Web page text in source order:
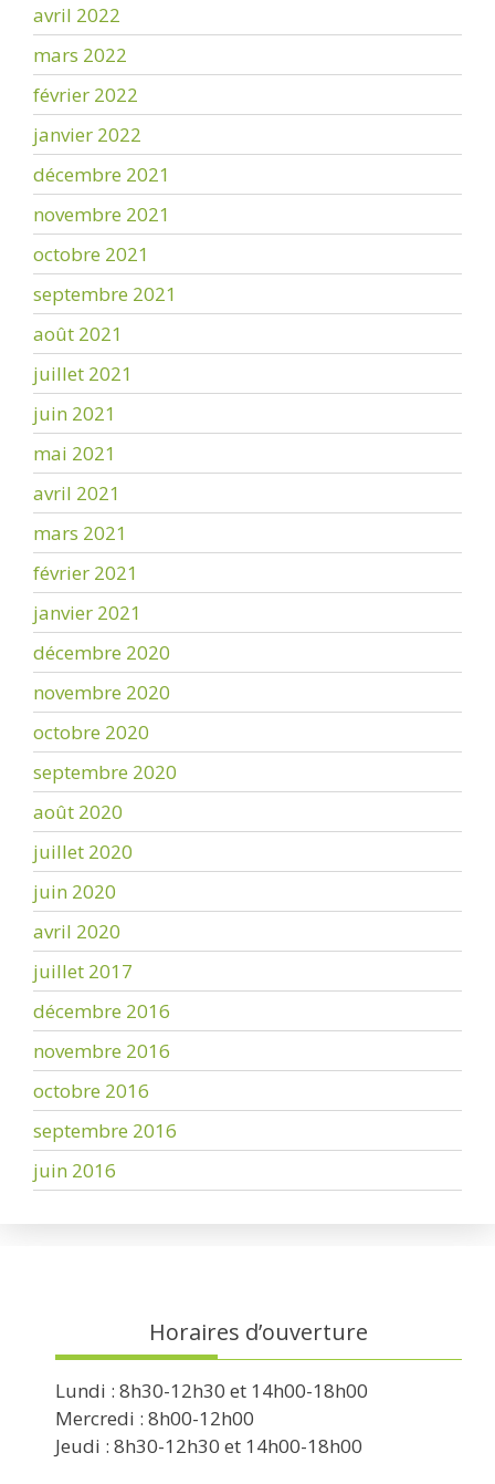
avril 2022
mars 2022
février 2022
janvier 2022
décembre 2021
novembre 2021
octobre 2021
septembre 2021
août 2021
juillet 2021
juin 2021
mai 2021
avril 2021
mars 2021
février 2021
janvier 2021
décembre 2020
novembre 2020
octobre 2020
septembre 2020
août 2020
juillet 2020
juin 2020
avril 2020
juillet 2017
décembre 2016
novembre 2016
octobre 2016
septembre 2016
juin 2016
Horaires d’ouverture
Lundi : 8h30-12h30 et 14h00-18h00
Mercredi : 8h00-12h00
Jeudi : 8h30-12h30 et 14h00-18h00